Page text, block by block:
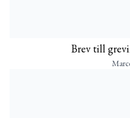
Brev till